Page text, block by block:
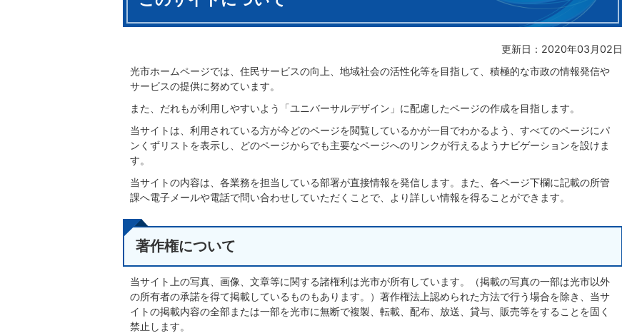
更新日：2020年03月02日
光市ホームページでは、住民サービスの向上、地域社会の活性化等を目指して、積極的な市政の情報発信や
サービスの提供に努めています。
また、だれもが利用しやすいよう「ユニバーサルデザイン」に配慮したページの作成を目指します。
当サイトは、利用されている方が今どのページを閲覧しているかが一目でわかるよう、すべてのページにパ
ンくずリストを表示し、どのページからでも主要なページへのリンクが行えるようナビゲーションを設けま
す。
当サイトの内容は、各業務を担当している部署が直接情報を発信します。また、各ページ下欄に記載の所管
課へ電子メールや電話で問い合わせしていただくことで、より詳しい情報を得ることができます。
著作権について
当サイト上の写真、画像、文章等に関する諸権利は光市が所有しています。（掲載の写真の一部は光市以外
の所有者の承諾を得て掲載しているものもあります。）著作権法上認められた方法で行う場合を除き、当サ
イトの掲載内容の全部または一部を光市に無断で複製、転載、配布、放送、貸与、販売等をすることを固く
禁止します。